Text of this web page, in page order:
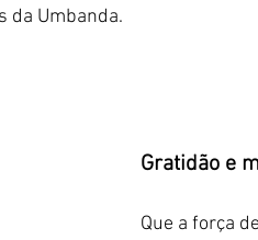
da Umbanda.
Gratidão e
Que a força